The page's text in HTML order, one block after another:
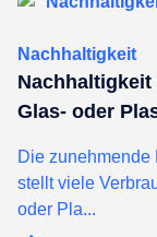
Nachhaltigkeit
Nachhaltigkeit
Glas- oder
Die
stellt viele
oder Pla...